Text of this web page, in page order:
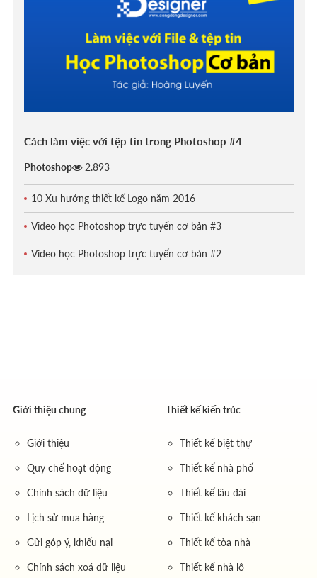
Cách làm việc với tệp tin trong Photoshop #4
Photoshop 2.893
10 Xu hướng thiết kế Logo năm 2016
Video học Photoshop trực tuyến cơ bản #3
Video học Photoshop trực tuyến cơ bản #2
Giới thiệu chung
Giới thiệu
Quy chế hoạt động
Chính sách dữ liệu
Lịch sử mua hàng
Gửi góp ý, khiếu nại
Chính sách xoá dữ liệu
Thiết kế kiến trúc
Thiết kế biệt thự
Thiết kế nhà phố
Thiết kế lâu đài
Thiết kế khách sạn
Thiết kế tòa nhà
Thiết kế nhà lô